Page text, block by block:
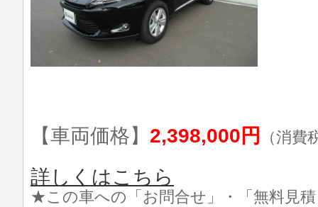
【車両価格】 2,398,000円 （消費
詳しくはこちら
★この車への「お問合せ」・「無料見